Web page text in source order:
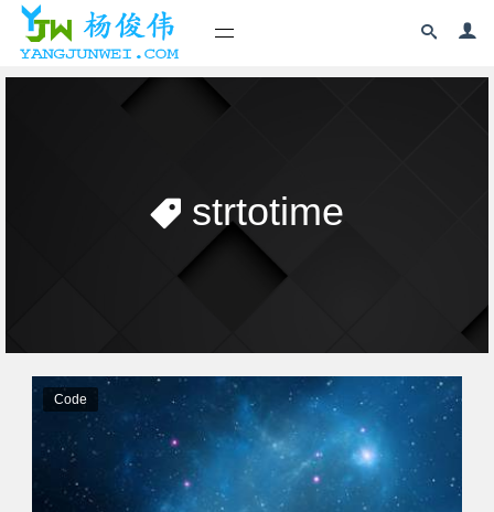
strtotime
Code